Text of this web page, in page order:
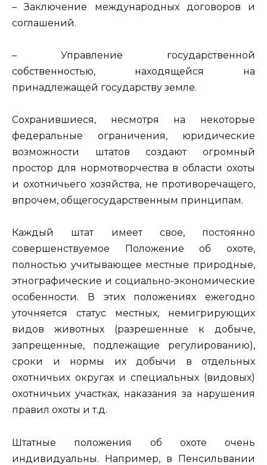
– Заключение международных договоров и
соглашений.
– Управление государственной
собственностью, находящейся на
принадлежащей государству земле.
Сохранившиеся, несмотря на некоторые
федеральные ограничения, юридические
возможности штатов создают огромный
простор для нормотворчества в области охоты
и охотничьего хозяйства, не противоречащего,
впрочем, общегосударственным принципам.
Каждый штат имеет свое, постоянно
совершенствуемое Положение об охоте,
полностью учитывающее местные природные,
этнографические и социально-экономические
особенности. В этих положениях ежегодно
уточняется статус местных, немигрирующих
видов животных (разрешенные к добыче,
запрещенные, подлежащие регулированию),
сроки и нормы их добычи в отдельных
охотничьих округах и специальных (видовых)
охотничьих участках, наказания за нарушения
правил охоты и т.д.
Штатные положения об охоте очень
индивидуальны. Например, в Пенсильвании